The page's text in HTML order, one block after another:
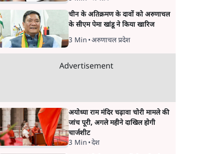
चीन के अतिक्रमण के दावों को अरुणाचल
के सीएम पेमा खांडू ने किया खारिज
3 Min •अरुणाचल प्रदेश
Advertisement
अयोध्या राम मंदिर चढ़ावा चोरी मामले की
जांच पूरी, अगले महीने दाखिल होगी
चार्जशीट
3 Min •देश